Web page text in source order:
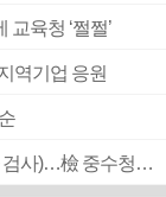
육청 ‘쩔쩔’
역기업 응원
■ 검사 신분 버리고 직급하향(10년 이하 저연차 검사)…檢 중수청행 기피